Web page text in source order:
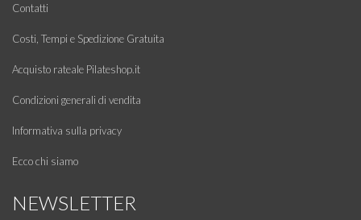
Contatti
Costi, Tempi e Spedizione Gratuita
Acquisto rateale Pilateshop.it
Condizioni generali di vendita
Informativa sulla privacy
Ecco chi siamo
NEWSLETTER